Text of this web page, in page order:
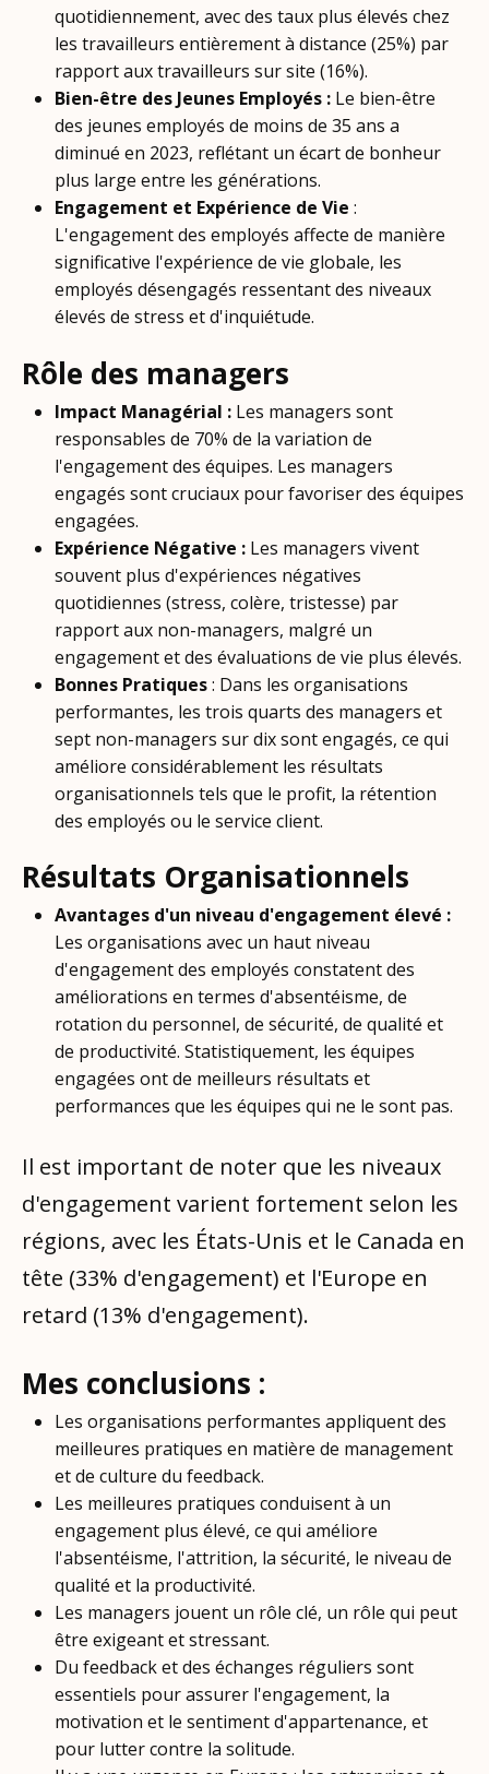
quotidiennement, avec des taux plus élevés chez
les travailleurs entièrement à distance (25%) par
rapport aux travailleurs sur site (16%).
Bien-être des Jeunes Employés : Le bien-être
des jeunes employés de moins de 35 ans a
diminué en 2023, reflétant un écart de bonheur
plus large entre les générations.
Engagement et Expérience de Vie :
L'engagement des employés affecte de manière
significative l'expérience de vie globale, les
employés désengagés ressentant des niveaux
élevés de stress et d'inquiétude.
Rôle des managers
Impact Managérial : Les managers sont
responsables de 70% de la variation de
l'engagement des équipes. Les managers
engagés sont cruciaux pour favoriser des équipes
engagées.
Expérience Négative : Les managers vivent
souvent plus d'expériences négatives
quotidiennes (stress, colère, tristesse) par
rapport aux non-managers, malgré un
engagement et des évaluations de vie plus élevés.
Bonnes Pratiques: Dans les organisations
performantes, les trois quarts des managers et
sept non-managers sur dix sont engagés, ce qui
améliore considérablement les résultats
organisationnels tels que le profit, la rétention
des employés ou le service client.
Résultats Organisationnels
Avantages d'un niveau d'engagement élevé :
Les organisations avec un haut niveau
d'engagement des employés constatent des
améliorations en termes d'absentéisme, de
rotation du personnel, de sécurité, de qualité et
de productivité. Statistiquement, les équipes
engagées ont de meilleurs résultats et
performances que les équipes qui ne le sont pas.
Il est important de noter que les niveaux
d'engagement varient fortement selon les
régions, avec les États-Unis et le Canada en
tête (33% d'engagement) et l'Europe en
retard (13% d'engagement).
Mes conclusions :
Les organisations performantes appliquent des
meilleures pratiques en matière de management
et de culture du feedback.
Les meilleures pratiques conduisent à un
engagement plus élevé, ce qui améliore
l'absentéisme, l'attrition, la sécurité, le niveau de
qualité et la productivité.
Les managers jouent un rôle clé, un rôle qui peut
être exigeant et stressant.
Du feedback et des échanges réguliers sont
essentiels pour assurer l'engagement, la
motivation et le sentiment d'appartenance, et
pour lutter contre la solitude.